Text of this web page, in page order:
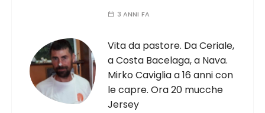
3 ANNI FA
Vita da pastore. Da Ceriale,
a Costa Bacelaga, a Nava.
Mirko Caviglia a 16 anni con
le capre. Ora 20 mucche
Jersey